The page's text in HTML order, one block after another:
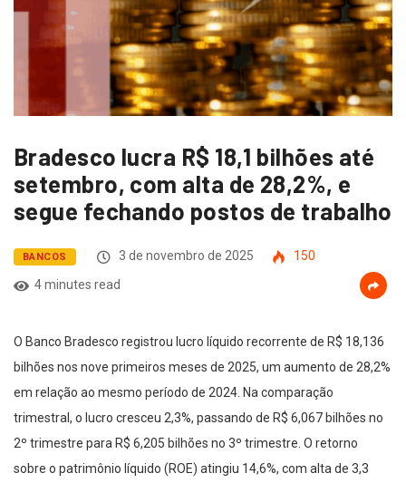
Bradesco lucra R$ 18,1 bilhões até
setembro, com alta de 28,2%, e
segue fechando postos de trabalho
BANCOS 3 de novembro de 2025
150
4 minutes read
O Banco Bradesco registrou lucro líquido recorrente de R$ 18,136
bilhões nos nove primeiros meses de 2025, um aumento de 28,2%
em relação ao mesmo período de 2024. Na comparação
trimestral, o lucro cresceu 2,3%, passando de R$ 6,067 bilhões no
2º trimestre para R$ 6,205 bilhões no 3º trimestre. O retorno
sobre o patrimônio líquido (ROE) atingiu 14,6%, com alta de 3,3